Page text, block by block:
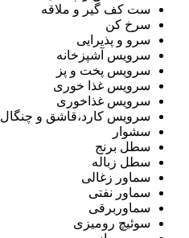
ست کف گیر و ملاقه
سرخ کن
سرو و پذیرایی
سرویس آشپزخانه
سرویس پخت و پز
سرویس غذا خوری
سرویس غذاخوری
سرویس کارد،قاشق و چنگال
سشوار
سطل برنج
سطل زباله
سماور زغالی
سماور نفتی
سماوربرقی
سوئیچ رومیزی